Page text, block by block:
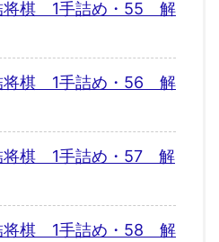
将棋 1手詰め・55 解
将棋 1手詰め・56 解
将棋 1手詰め・57 解
将棋 1手詰め・58 解